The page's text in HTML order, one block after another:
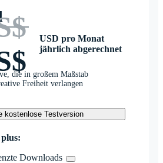
USD pro Monat
jährlich abgerechnet
die in großem Maßstab
Freiheit verlangen
kostenlose Testversion
Downloads